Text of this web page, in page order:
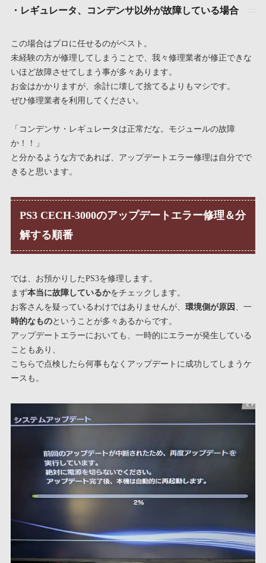
・レギュレータ、コンデンサ以外が故障している場合
この場合はプロに任せるのがベスト。
未経験の方が修理してしまうことで、我々修理業者が修正できな
いほど故障させてしまう事が多々あります。
お金はかかりますが、余計に壊して捨てるよりもマシです。
ぜひ修理業者を利用してください。
「コンデンサ・レギュレータは正常だな。モジュールの故障
か！！」
と分かるような方であれば、アップデートエラー修理は自分でで
きると思います。
PS3 CECH-3000のアップデートエラー修理＆分
解する順番
では、お預かりしたPS3を修理します。
まず本当に故障しているかをチェックします。
お客さんを疑っているわけではありませんが、 環境側が原因
、一
時的なものということが多々あるからです。
アップデートエラーにおいても、一時的にエラーが発生している
こともあり、
こちらで点検したら何事もなくアップデートに成功してしまうケ
ースも。